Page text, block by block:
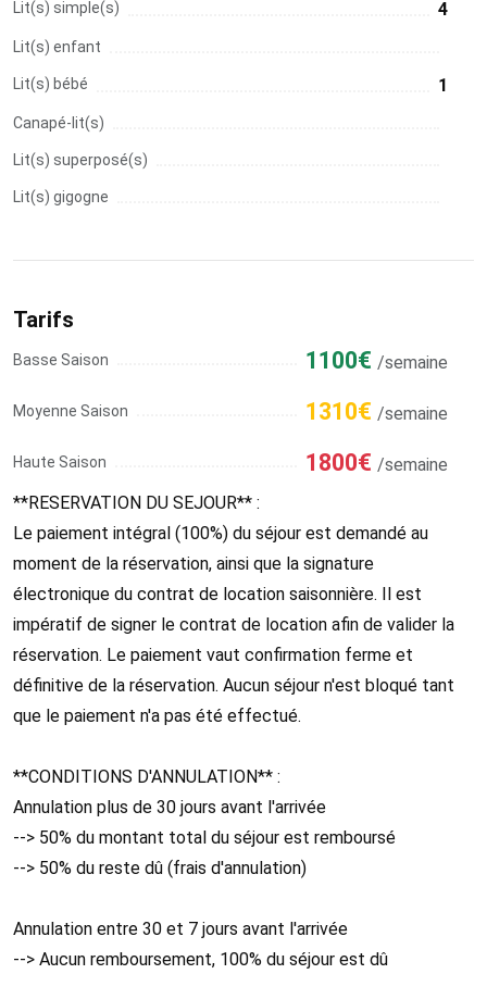
Lit(s) simple(s) 4
Lit(s) enfant
Lit(s) bébé 1
Canapé-lit(s)
Lit(s) superposé(s)
Lit(s) gigogne
Tarifs
Basse Saison 1100€ /semaine
Moyenne Saison 1310€ /semaine
Haute Saison 1800€ /semaine
**RESERVATION DU SEJOUR** :
Le paiement intégral (100%) du séjour est demandé au
moment de la réservation, ainsi que la signature
électronique du contrat de location saisonnière. Il est
impératif de signer le contrat de location afin de valider la
réservation. Le paiement vaut confirmation ferme et
définitive de la réservation. Aucun séjour n'est bloqué tant
que le paiement n'a pas été effectué.
**CONDITIONS D'ANNULATION** :
Annulation plus de 30 jours avant l'arrivée
--> 50% du montant total du séjour est remboursé
--> 50% du reste dû (frais d'annulation)
Annulation entre 30 et 7 jours avant l'arrivée
--> Aucun remboursement, 100% du séjour est dû